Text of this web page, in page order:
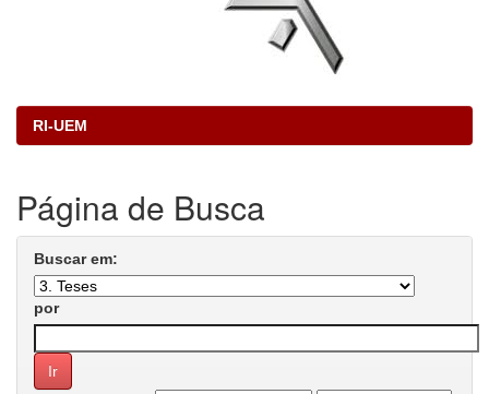
RI-UEM
Página de Busca
Buscar em:
por